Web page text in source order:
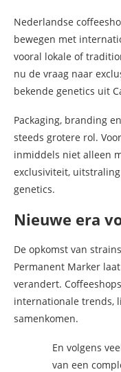
Nederlandse
bewegen met
vooral lokale of
nu de vraag naar
bekende genetics uit
Packaging, branding
steeds grotere rol.
inmiddels niet alleen
exclusiviteit,
genetics.
Nieuwe era
De opkomst van
Permanent Marker
verandert.
internationale trends,
samenkomen.
En volgens
van een